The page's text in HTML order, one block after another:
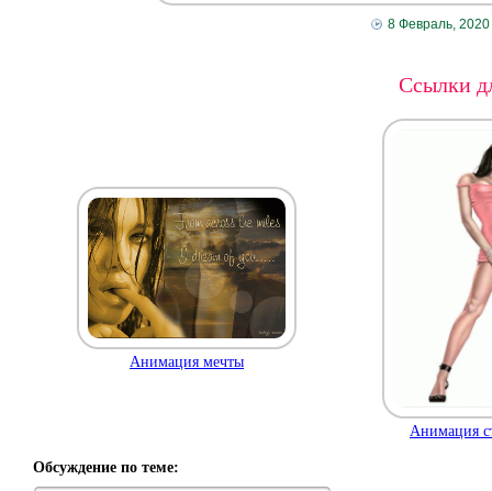
8 Февраль, 2020
Ссылки
Анимация мечты
Анимация
Обсуждение по теме: